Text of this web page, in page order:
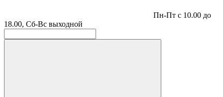
Пн-Пт с 10.00 до
18.00, Сб-Вс выходной